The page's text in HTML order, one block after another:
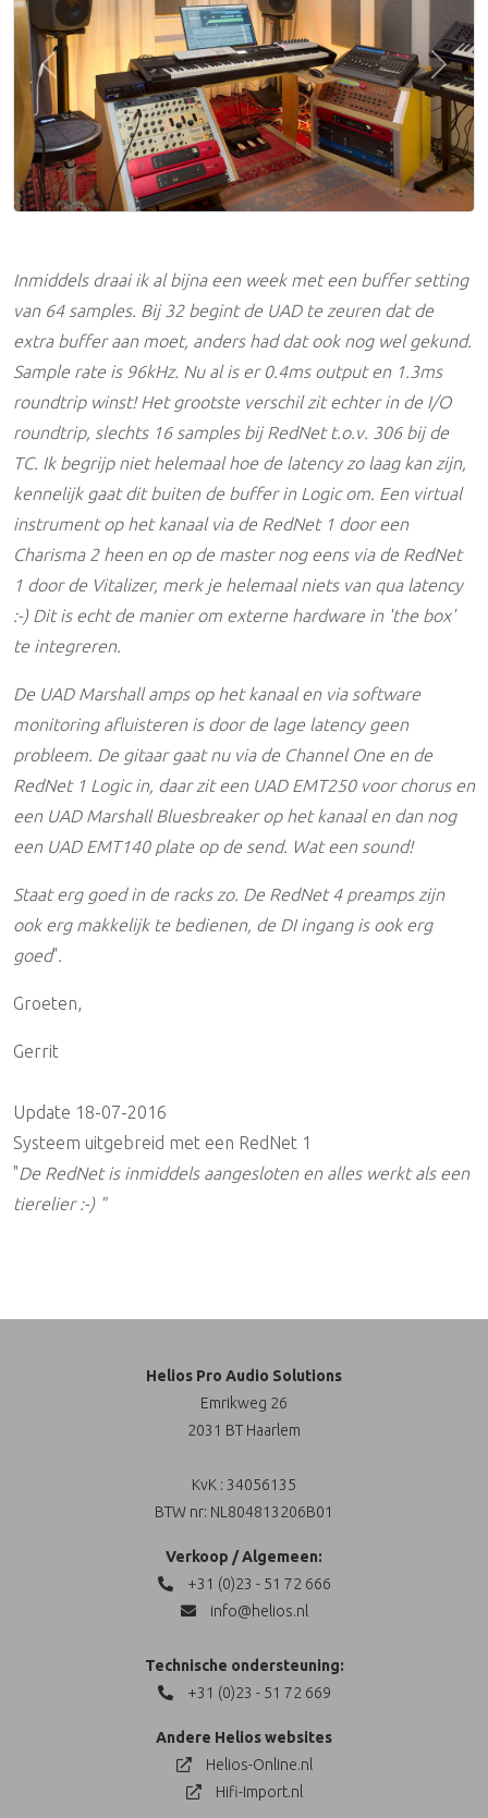
Previous Next
Inmiddels draai ik al bijna een week met een buffer setting
van 64 samples. Bij 32 begint de UAD te zeuren dat de
extra buffer aan moet, anders had dat ook nog wel gekund.
Sample rate is 96kHz. Nu al is er 0.4ms output en 1.3ms
roundtrip winst! Het grootste verschil zit echter in de I/O
roundtrip, slechts 16 samples bij RedNet t.o.v. 306 bij de
TC. Ik begrijp niet helemaal hoe de latency zo laag kan zijn,
kennelijk gaat dit buiten de buffer in Logic om. Een virtual
instrument op het kanaal via de RedNet 1 door een
Charisma 2 heen en op de master nog eens via de RedNet
1 door de Vitalizer, merk je helemaal niets van qua latency
:-) Dit is echt de manier om externe hardware in 'the box'
te integreren.
De UAD Marshall amps op het kanaal en via software
monitoring afluisteren is door de lage latency geen
probleem. De gitaar gaat nu via de Channel One en de
RedNet 1 Logic in, daar zit een UAD EMT250 voor chorus en
een UAD Marshall Bluesbreaker op het kanaal en dan nog
een UAD EMT140 plate op de send. Wat een sound!
Staat erg goed in de racks zo. De RedNet 4 preamps zijn
ook erg makkelijk te bedienen, de DI ingang is ook erg
goed".
Groeten,
Gerrit
Update 18-07-2016
Systeem uitgebreid met een RedNet 1
"De RedNet is inmiddels aangesloten en alles werkt als een
tierelier :-) "
Helios Pro Audio Solutions
Emrikweg 26
2031 BT Haarlem
KvK : 34056135
BTW nr: NL804813206B01
Verkoop / Algemeen:
+31 (0)23 - 51 72 666
info@helios.nl
Technische ondersteuning:
+31 (0)23 - 51 72 669
Andere Helios websites
Helios-Online.nl
Hifi-Import.nl